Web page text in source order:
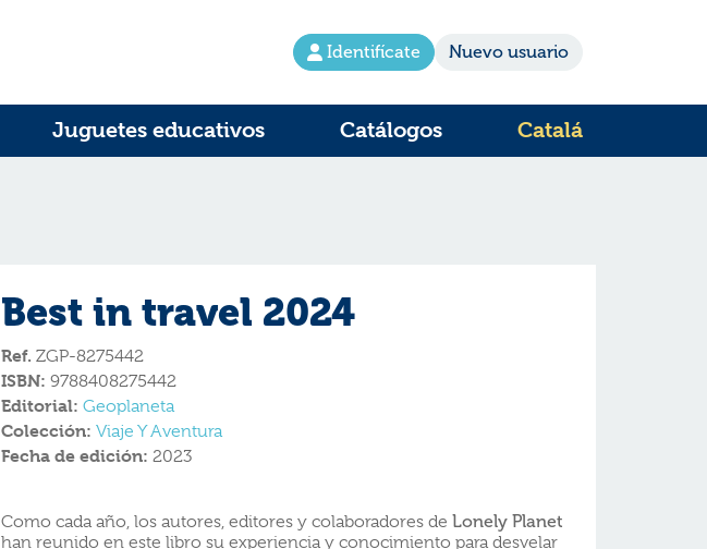
Identifícate Nuevo usuario
Juguetes educativos Catálogos Catalá
Best in travel 2024
Ref. ZGP-8275442
ISBN: 9788408275442
Editorial: Geoplaneta
Colección: Viaje Y Aventura
Fecha de edición: 2023
Como cada año, los autores, editores y colaboradores de Lonely Planet
han reunido en este libro su experiencia y conocimiento para desvelar